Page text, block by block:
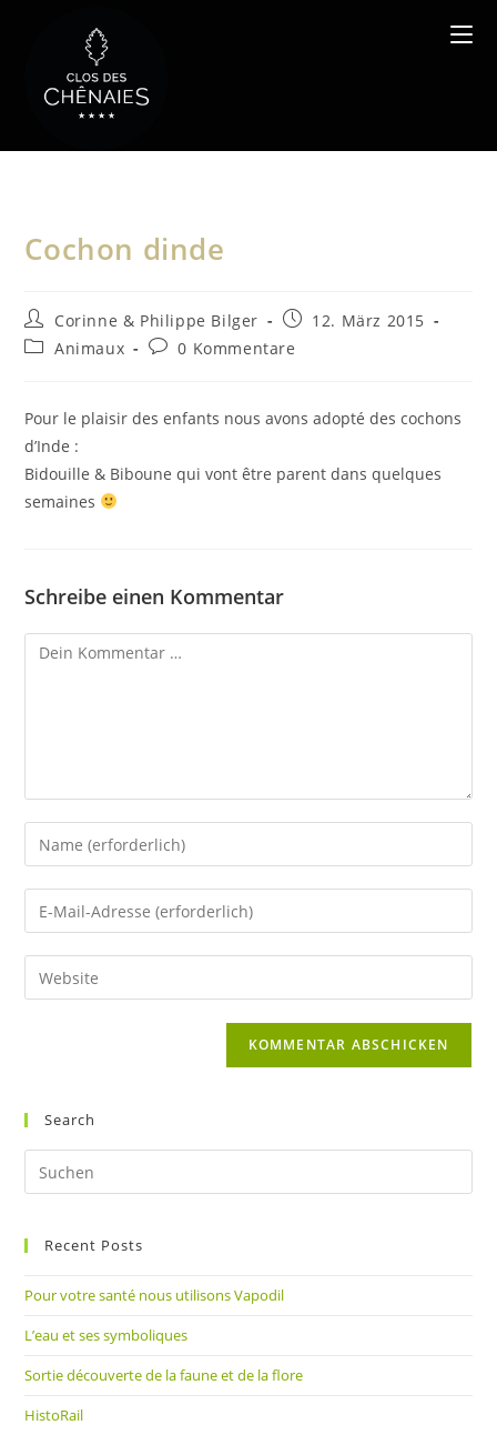
Cochon dinde
Beitrags-
Autor:
Corinne & Philippe Bilger
Beitrag12. März 2015
Beitrags-
Animaux
Beitrags-
0 Kommentare
Pour le plaisir des enfants nous avons adopté des cochons
d’Inde :
Bidouille & Biboune qui vont être parent dans quelques
semaines
Schreibe einen Kommentar
Kommentar
Gib
deinen
Namen
oder
zum
Kommentieren
Gib
deine
E-
Mail-
Gib
deine
Search
Recent Posts
Pour votre santé nous utilisons Vapodil
L’eau et ses symboliques
Sortie découverte de la faune et de la flore
HistoRail